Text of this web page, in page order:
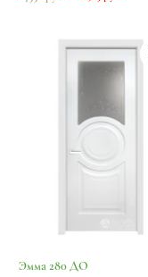
Эмма 280 ДО